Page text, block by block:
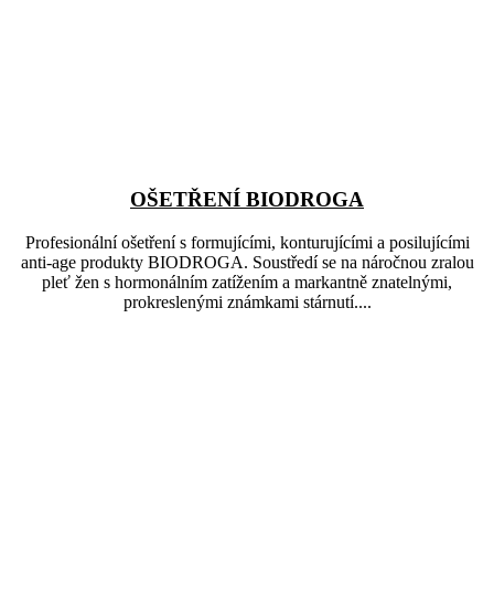
OŠETŘENÍ BIODROGA
Profesionální ošetření s formujícími, konturujícími a posilujícími
anti-age produkty BIODROGA. Soustředí se na náročnou zralou
pleť žen s hormonálním zatížením a markantně znatelnými,
prokreslenými známkami stárnutí....